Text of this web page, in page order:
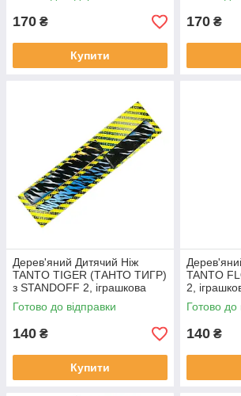
170 ₴
Купити
170 ₴
Дерев'яний Дитячий Ніж
TANTO TIGER (ТАНТО ТИГР)
з STANDOFF 2, іграшкова
зброя
Готово до відправки
140 ₴
Купити
TANTO
2,
Готово до
140 ₴